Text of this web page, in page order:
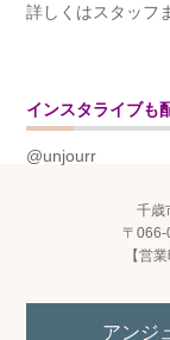
詳しくはスタッフ
インスタライブも
@unjourr
千歳
〒066-
【営